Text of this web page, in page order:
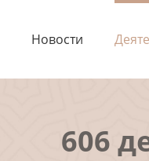
Новости
606